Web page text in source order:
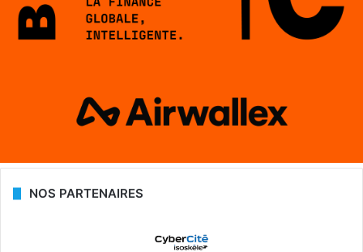
NOS PARTENAIRES